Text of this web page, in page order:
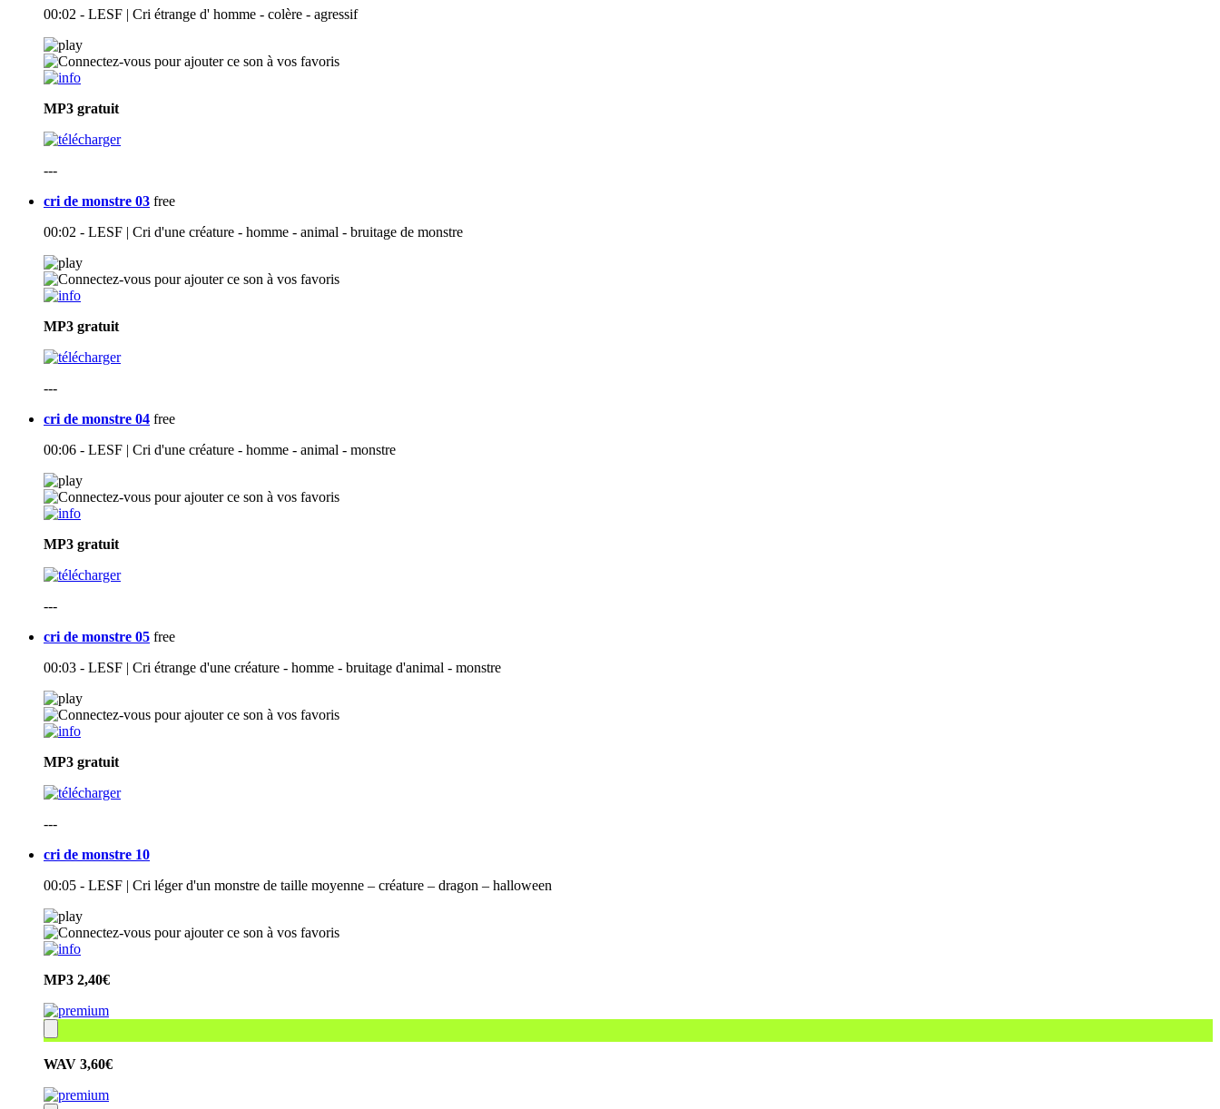
00:02 - LESF | Cri étrange d' homme - colère - agressif
MP3 gratuit
---
cri de monstre 03 free
00:02 - LESF | Cri d'une créature - homme - animal - bruitage de monstre
MP3 gratuit
---
cri de monstre 04 free
00:06 - LESF | Cri d'une créature - homme - animal - monstre
MP3 gratuit
---
cri de monstre 05 free
00:03 - LESF | Cri étrange d'une créature - homme - bruitage d'animal - monstre
MP3 gratuit
---
cri de monstre 10
00:05 - LESF | Cri léger d'un monstre de taille moyenne – créature – dragon – halloween
MP3 2,40€
WAV 3,60€